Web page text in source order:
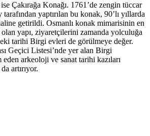
Çakırağa Konağı. 1761’de zengin tüccar
yaptırılan bu konak, 90’lı yıllarda
getirildi. Osmanlı konak mimarisinin en
yapı, ziyaretçilerini zamanda yolculuğa
tarihi Birgi evleri de görülmeye değer.
Geçici Listesi’nde yer alan Birgi
arkeoloji ve sanat tarihi kazıları
artırıyor.